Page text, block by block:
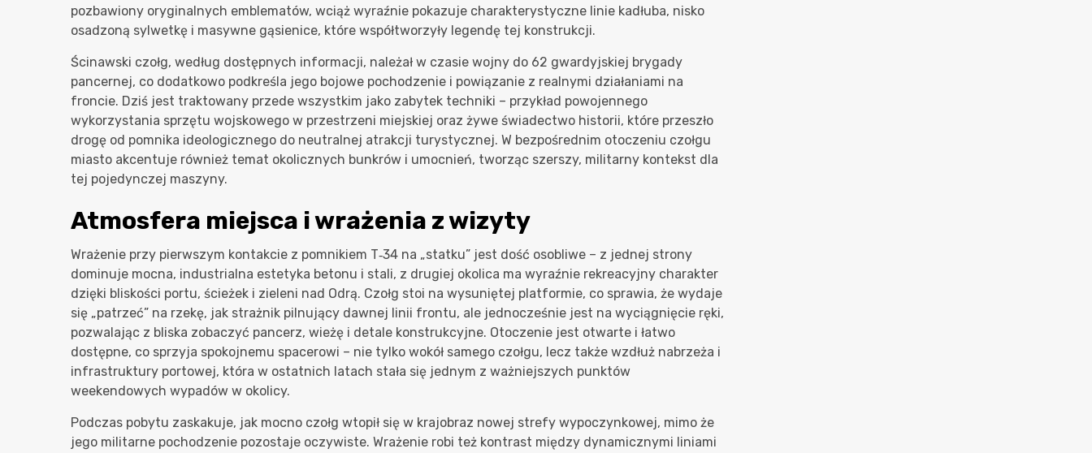
pozbawiony oryginalnych emblematów, wciąż wyraźnie pokazuje charakterystyczne linie kadłuba, nisko
osadzoną sylwetkę i masywne gąsienice, które współtworzyły legendę tej konstrukcji.
Ścinawski czołg, według dostępnych informacji, należał w czasie wojny do 62 gwardyjskiej brygady
pancernej, co dodatkowo podkreśla jego bojowe pochodzenie i powiązanie z realnymi działaniami na
froncie. Dziś jest traktowany przede wszystkim jako zabytek techniki – przykład powojennego
wykorzystania sprzętu wojskowego w przestrzeni miejskiej oraz żywe świadectwo historii, które przeszło
drogę od pomnika ideologicznego do neutralnej atrakcji turystycznej. W bezpośrednim otoczeniu czołgu
miasto akcentuje również temat okolicznych bunkrów i umocnień, tworząc szerszy, militarny kontekst dla
tej pojedynczej maszyny.
Atmosfera miejsca i wrażenia z wizyty
Wrażenie przy pierwszym kontakcie z pomnikiem T‑34 na „statku” jest dość osobliwe – z jednej strony
dominuje mocna, industrialna estetyka betonu i stali, z drugiej okolica ma wyraźnie rekreacyjny charakter
dzięki bliskości portu, ścieżek i zieleni nad Odrą. Czołg stoi na wysuniętej platformie, co sprawia, że wydaje
się „patrzeć” na rzekę, jak strażnik pilnujący dawnej linii frontu, ale jednocześnie jest na wyciągnięcie ręki,
pozwalając z bliska zobaczyć pancerz, wieżę i detale konstrukcyjne. Otoczenie jest otwarte i łatwo
dostępne, co sprzyja spokojnemu spacerowi – nie tylko wokół samego czołgu, lecz także wzdłuż nabrzeża i
infrastruktury portowej, która w ostatnich latach stała się jednym z ważniejszych punktów
weekendowych wypadów w okolicy.
Podczas pobytu zaskakuje, jak mocno czołg wtopił się w krajobraz nowej strefy wypoczynkowej, mimo że
jego militarne pochodzenie pozostaje oczywiste. Wrażenie robi też kontrast między dynamicznymi liniami